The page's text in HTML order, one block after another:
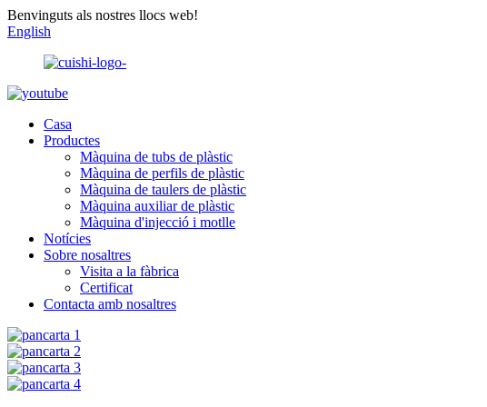
Benvinguts als nostres llocs web!
English
Casa
Productes
Màquina de tubs de plàstic
Màquina de perfils de plàstic
Màquina de taulers de plàstic
Màquina auxiliar de plàstic
Màquina d'injecció i motlle
Notícies
Sobre nosaltres
Visita a la fàbrica
Certificat
Contacta amb nosaltres